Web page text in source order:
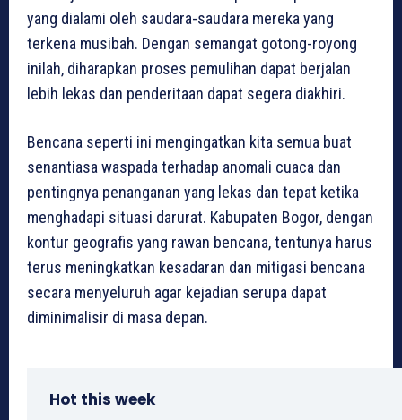
yang dialami oleh saudara-saudara mereka yang
terkena musibah. Dengan semangat gotong-royong
inilah, diharapkan proses pemulihan dapat berjalan
lebih lekas dan penderitaan dapat segera diakhiri.
Bencana seperti ini mengingatkan kita semua buat
senantiasa waspada terhadap anomali cuaca dan
pentingnya penanganan yang lekas dan tepat ketika
menghadapi situasi darurat. Kabupaten Bogor, dengan
kontur geografis yang rawan bencana, tentunya harus
terus meningkatkan kesadaran dan mitigasi bencana
secara menyeluruh agar kejadian serupa dapat
diminimalisir di masa depan.
Hot this week